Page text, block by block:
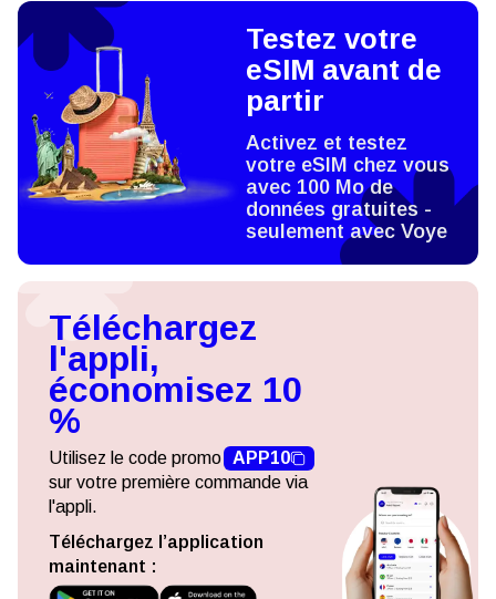
Testez votre
eSIM avant de
partir
Activez et testez
votre eSIM chez vous
avec 100 Mo de
données gratuites -
seulement avec Voye
Téléchargez
l'appli,
économisez 10
%
Utilisez le code promo APP10
sur votre première commande via
l'appli.
Téléchargez l’application
maintenant :